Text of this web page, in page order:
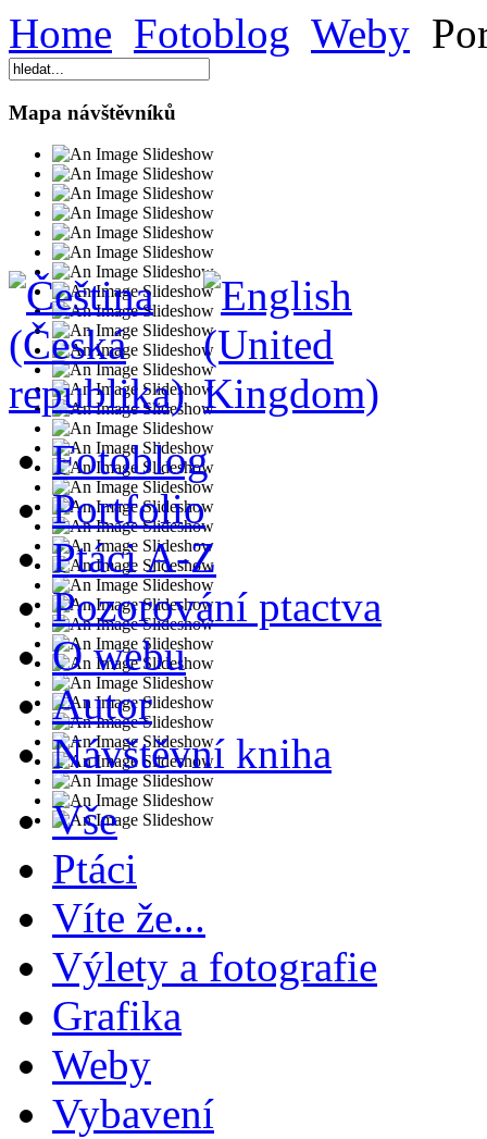
Home Fotoblog Weby
Mapa návštěvníků
Fotoblog
Portfolio
Ptáci A-Z
Pozorování ptactva
O webu
Autor
Návštěvní kniha
Vše
Ptáci
Víte že...
Výlety a fotografie
Grafika
Weby
Vybavení